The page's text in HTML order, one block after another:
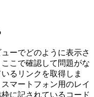
ーでどのように表示さ
こで確認して問題がな
るリンクを取得しま
マートフォン用のレイ
に記されているコード